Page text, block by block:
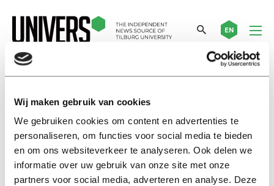
Wij maken gebruik van cookies
We gebruiken cookies om content en advertenties te
personaliseren, om functies voor social media te bieden
en om ons websiteverkeer te analyseren. Ook delen we
informatie over uw gebruik van onze site met onze
partners voor social media, adverteren en analyse. Deze
EN
Canadese studenten bedankt
met bevrijdingsbeurzen
29 mei 2015